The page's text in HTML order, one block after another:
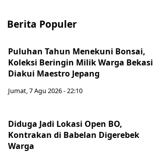
Berita Populer
Puluhan Tahun Menekuni Bonsai,
Koleksi Beringin Milik Warga Bekasi
Diakui Maestro Jepang
Jumat, 7 Agu 2026 - 22:10
Diduga Jadi Lokasi Open BO,
Kontrakan di Babelan Digerebek
Warga